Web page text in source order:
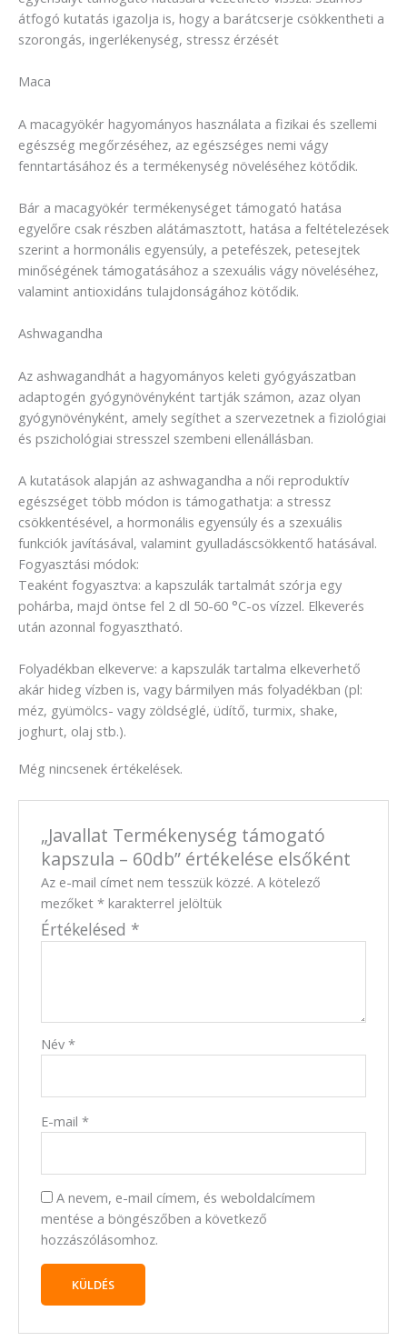
átfogó kutatás igazolja is, hogy a barátcserje csökkentheti a
szorongás, ingerlékenység, stressz érzését
Maca
A macagyökér hagyományos használata a fizikai és szellemi
egészség megőrzéséhez, az egészséges nemi vágy
fenntartásához és a termékenység növeléséhez kötődik.
Bár a macagyökér termékenységet támogató hatása
egyelőre csak részben alátámasztott, hatása a feltételezések
szerint a hormonális egyensúly, a petefészek, petesejtek
minőségének támogatásához a szexuális vágy növeléséhez,
valamint antioxidáns tulajdonságához kötődik.
Ashwagandha
Az ashwagandhát a hagyományos keleti gyógyászatban
adaptogén gyógynövényként tartják számon, azaz olyan
gyógynövényként, amely segíthet a szervezetnek a fiziológiai
és pszichológiai stresszel szembeni ellenállásban.
A kutatások alapján az ashwagandha a női reproduktív
egészséget több módon is támogathatja: a stressz
csökkentésével, a hormonális egyensúly és a szexuális
funkciók javításával, valamint gyulladáscsökkentő hatásával.
Fogyasztási módok:
Teaként fogyasztva: a kapszulák tartalmát szórja egy
pohárba, majd öntse fel 2 dl 50-60 °C-os vízzel. Elkeverés
után azonnal fogyasztható.
Folyadékban elkeverve: a kapszulák tartalma elkeverhető
akár hideg vízben is, vagy bármilyen más folyadékban (pl:
méz, gyümölcs- vagy zöldséglé, üdítő, turmix, shake,
joghurt, olaj stb.).
Még nincsenek értékelések.
„Javallat Termékenység támogató
kapszula – 60db” értékelése elsőként
Az e-mail címet nem tesszük közzé. A kötelező
mezőket* karakterrel jelöltük
Értékelésed *
Név*
E-mail*
A nevem, e-mail címem, és weboldalcímem
mentése a böngészőben a következő
hozzászólásomhoz.